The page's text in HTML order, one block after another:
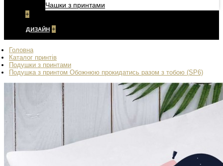
Чашки з принтами
+
ДИЗАЙН +
Головна
Каталог принтів
Подушки з принтами
Подушка з принтом Обожнюю прокидатись разом з тобою (SP6)